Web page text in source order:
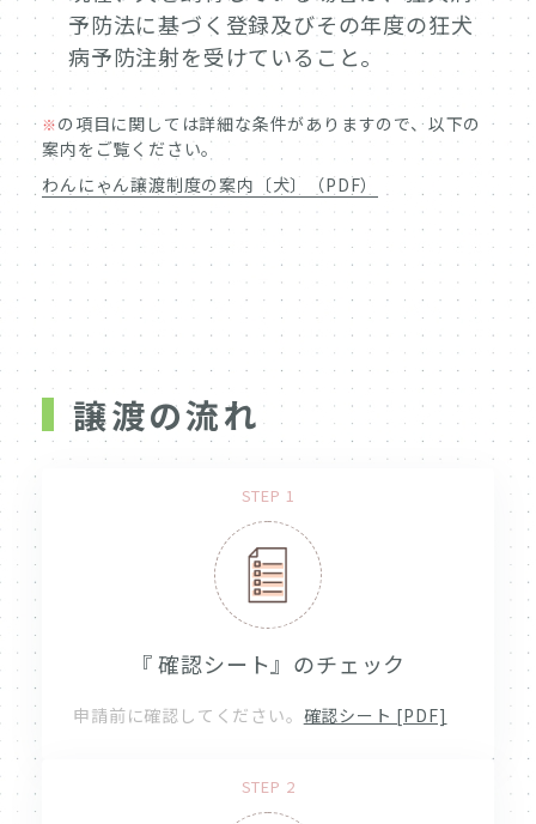
予防法に基づく登録及びその年度の狂犬
病予防注射を受けていること。
※の項目に関しては詳細な条件がありますので、以下の
案内をご覧ください。
わんにゃん譲渡制度の案内〔犬〕（PDF）
譲渡の流れ
STEP 1
『 確認シート』のチェック
申請前に確認してください。 確認シート [PDF]
STEP 2